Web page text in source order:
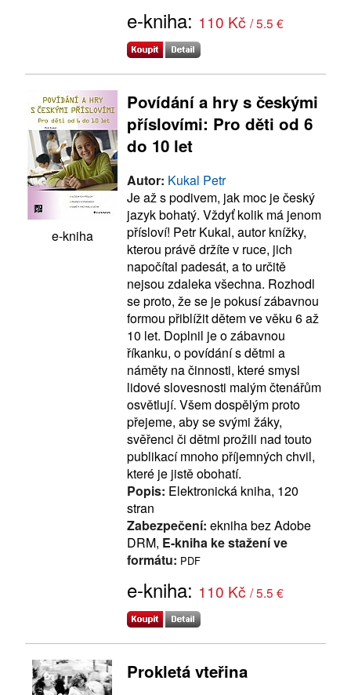
e-kniha: 110 Kč / 5.5 €
e-kniha
Povídání a hry s českými
příslovími: Pro děti od 6
do 10 let
Autor: Kukal Petr
Je až s podivem, jak moc je český
jazyk bohatý. Vždyť kolik má jenom
přísloví! Petr Kukal, autor knížky,
kterou právě držíte v ruce, jich
napočítal padesát, a to určitě
nejsou zdaleka všechna. Rozhodl
se proto, že se je pokusí zábavnou
formou přiblížit dětem ve věku 6 až
10 let. Doplnil je o zábavnou
říkanku, o povídání s dětmi a
náměty na činnosti, které smysl
lidové slovesnosti malým čtenářům
osvětlují. Všem dospělým proto
přejeme, aby se svými žáky,
svěřenci či dětmi prožili nad touto
publikací mnoho příjemných chvil,
které je jistě obohatí.
Popis: Elektronická kniha, 120
stran
Zabezpečení: ekniha bez Adobe
DRM, E-kniha ke stažení ve
formátu: PDF
e-kniha: 110 Kč / 5.5 €
Prokletá vteřina